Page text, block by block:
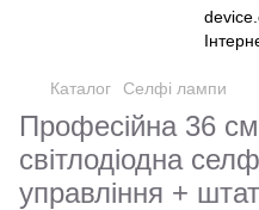
Каталог Селфі лампи
Професійна 36
світлодіодна
управління +